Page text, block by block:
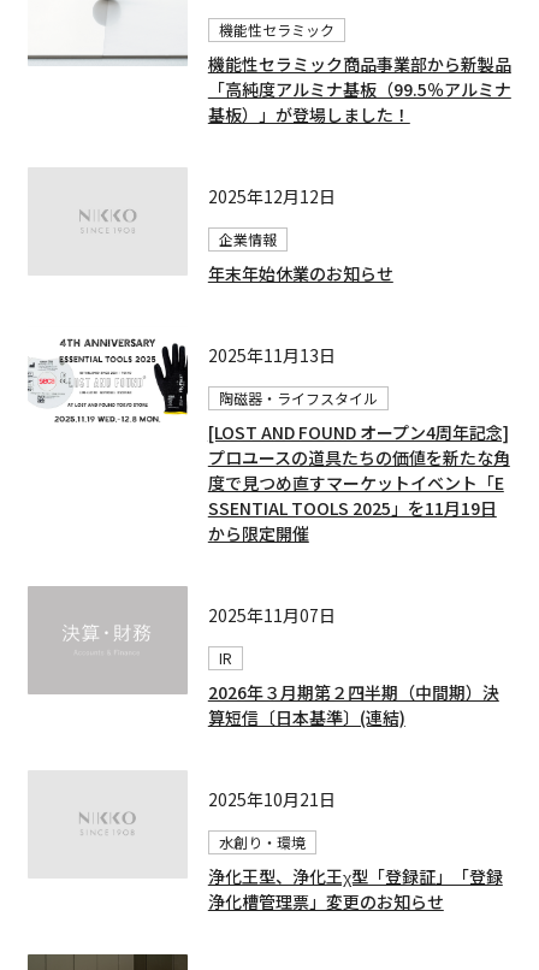
機能性セラミック
機能性セラミック商品事業部から新製品
「高純度アルミナ基板（99.5％アルミナ
基板）」が登場しました！
2025年12月12日
企業情報
年末年始休業のお知らせ
2025年11月13日
陶磁器・ライフスタイル
[LOST AND FOUND オープン4周年記念]
プロユースの道具たちの価値を新たな角
度で見つめ直すマーケットイベント「E
SSENTIAL TOOLS 2025」を11月19日
から限定開催
2025年11月07日
IR
2026年３月期第２四半期（中間期）決
算短信〔日本基準〕(連結)
2025年10月21日
水創り・環境
浄化王型、浄化王χ型「登録証」「登録
浄化槽管理票」変更のお知らせ